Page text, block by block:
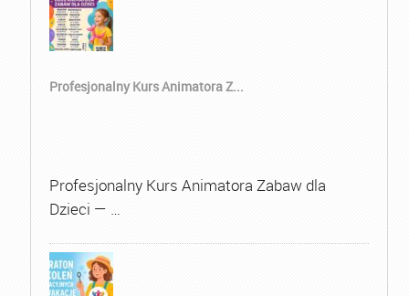
Profesjonalny Kurs Animatora Z...
Profesjonalny Kurs Animatora Zabaw dla
Dzieci — …